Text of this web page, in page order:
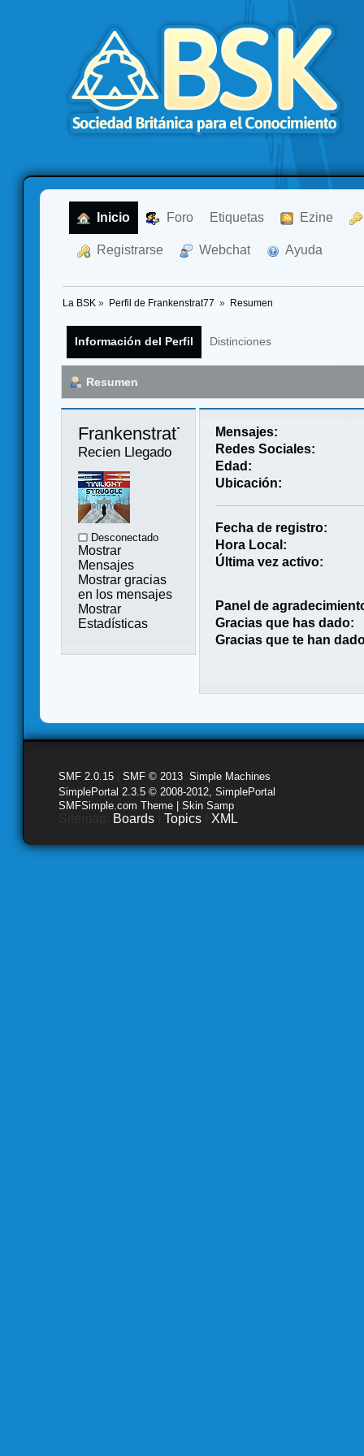
Inicio Foro Etiquetas Ezine
Registrarse Webchat Ayuda
La BSK » Perfil de Frankenstrat77 » Resumen
Información del Perfil Distinciones
Resumen
Recien Llegado
Desconectado
Mostrar
Mensajes
Mostrar gracias
en los mensajes
Mostrar
Estadísticas
Mensajes:
Redes Sociales:
Edad:
Ubicación:
Fecha de registro:
Hora Local:
Última vez activo:
Panel de
Gracias que has dado:
Gracias que te han
SMF 2.0.15 SMF © 2013 Simple Machines
SimplePortal 2.3.5 © 2008-2012, SimplePortal
SMFSimple.com Theme | Skin Samp
Boards Topics XML